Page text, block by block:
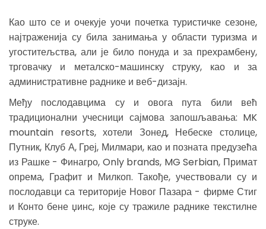
Као што се и очекује уочи почетка туристичке сезоне,
најтраженија су била занимања у области туризма и
угоститељства, али је било понуда и за прехрамбену,
трговачку и металско-машинску струку, као и за
административне раднике и веб-дизајн.
Међу послодавцима су и овога пута били већ
традиционални учесници сајмова запошљавања: MK
mountain resorts, хотели Зонед, Небеске столице,
Путник, Клуб А, Греј, Милмари, као и позната предузећа
из Рашке - Финагро, Only brands, MG Serbian, Примат
опрема, Графит и Милкоп. Такође, учествовали су и
послодавци са територије Новог Пазара - фирме Стиг
и Конто бене џинс, које су тражиле раднике текстилне
струке.